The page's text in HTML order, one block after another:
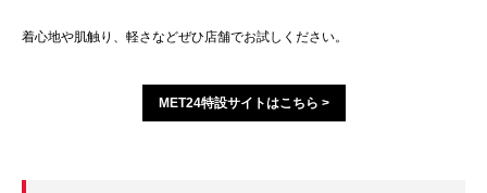
着心地や肌触り、軽さなどぜひ店舗でお試しください。
MET24特設サイトはこちら >